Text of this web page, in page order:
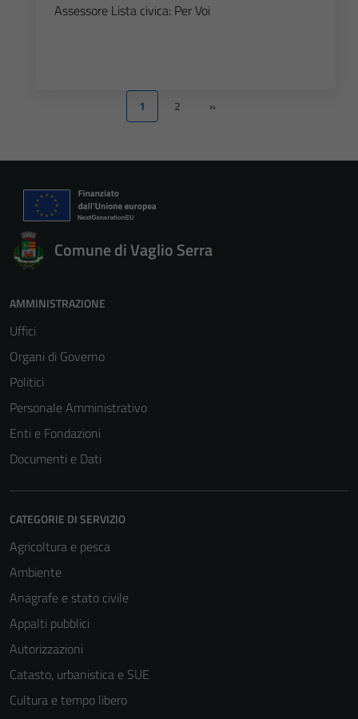
Assessore Lista civica: Per Voi
1 2 »
Comune di Vaglio Serra
AMMINISTRAZIONE
Uffici
Organi di Governo
Politici
Personale Amministrativo
Enti e Fondazioni
Documenti e Dati
CATEGORIE DI SERVIZIO
Agricoltura e pesca
Ambiente
Anagrafe e stato civile
Appalti pubblici
Autorizzazioni
Catasto, urbanistica e SUE
Cultura e tempo libero